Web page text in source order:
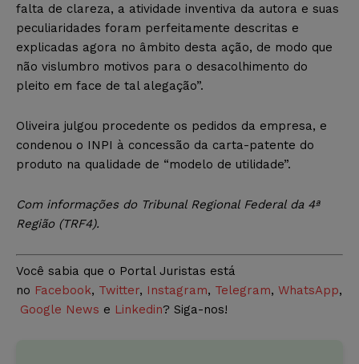
falta de clareza, a atividade inventiva da autora e suas
peculiaridades foram perfeitamente descritas e
explicadas agora no âmbito desta ação, de modo que
não vislumbro motivos para o desacolhimento do
pleito em face de tal alegação”.
Oliveira julgou procedente os pedidos da empresa, e
condenou o INPI à concessão da carta-patente do
produto na qualidade de “modelo de utilidade”.
Com informações do Tribunal Regional Federal da 4ª
Região (TRF4).
Você sabia que o Portal Juristas está
no Facebook, Twitter, Instagram, Telegram, WhatsApp,
Google News e Linkedin? Siga-nos!